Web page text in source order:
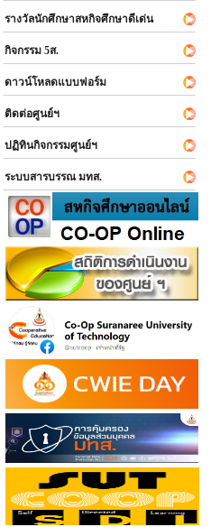
งวัลนักศึกษาสหกิจศึกษาดีเด่น
กรรม 5ส.
าวน์โหลดแบบฟอร์ม
ดต่อศูนย์ฯ
ฏิทินกิจกรรมศูนย์ฯ
บบสารบรรณ มทส.